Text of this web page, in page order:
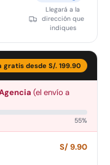
Llegará a la
dirección que
indiques
gratis desde S/. 199.90
(el envío a
55%
S/ 9.90